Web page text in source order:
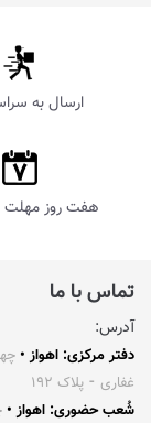
ارسال به
هفت روز
تماس با ما
آدرس:
دفتر مرکزی: اهواز •
غفاری ⁃ پلاک ۱۹۲
شُعب حضوری: اهواز •